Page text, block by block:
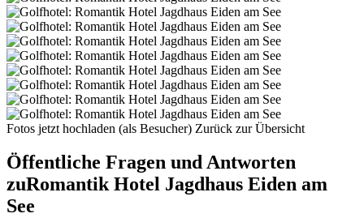
Fotos jetzt hochladen (als Besucher) Zurück zur Übersicht
Öffentliche Fragen und Antworten
zuRomantik Hotel Jagdhaus Eiden am
See